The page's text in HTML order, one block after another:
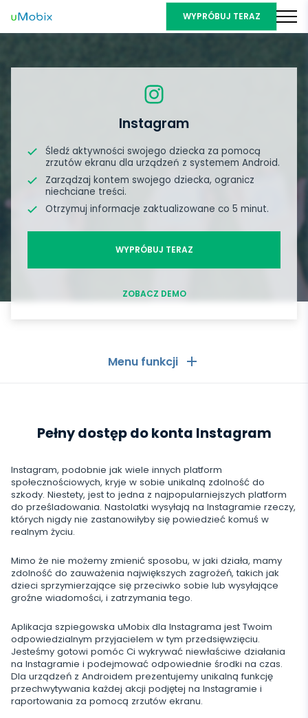
WYPRÓBUJ TERAZ
Instagram
Śledź aktywności swojego dziecka za pomocą
zrzutów ekranu dla urządzeń z systemem Android.
Zarządzaj kontem swojego dziecka, ogranicz
niechciane treści.
Otrzymuj informacje zaktualizowane co 5 minut.
WYPRÓBUJ TERAZ
ZOBACZ DEMO
Menu funkcji
Dzienniki połączeń
Wiadomości tekstowe
Lokalizacja GPS
Powiadomienia
Informacje o urządzeniu
Aplikacje komunikacyjne
Aplikacje komunikacyjne
WhatsApp
Messenger Facebooka
Zoom
Viber
Wechat
Skype
Kik
Media społecznościowe
Media społecznościowe
Facebook
Instagram
Snapchat
Tik Tok
Tinder
Media
Internet
Historia przeglądarki
ZAMKNIJ
Pełny dostęp do konta Instagram
Instagram, podobnie jak wiele innych platform
społecznościowych, kryje w sobie unikalną zdolność do
szkody. Niestety, jest to jedna z najpopularniejszych platform
do prześladowania. Nastolatki wysyłają na Instagramie rzeczy,
których nigdy nie zastanowiłyby się powiedzieć komuś w
realnym życiu.
Mimo że nie możemy zmienić sposobu, w jaki działa, mamy
zdolność do zauważenia największych zagrożeń, takich jak
dzieci sprzymierzające się przeciwko sobie lub wysyłające
groźne wiadomości, i zatrzymania tego.
Aplikacja szpiegowska uMobix dla Instagrama jest Twoim
odpowiedzialnym przyjacielem w tym przedsięwzięciu.
Jesteśmy gotowi pomóc Ci wykrywać niewłaściwe działania
na Instagramie i podejmować odpowiednie środki na czas.
Dla urządzeń z Androidem prezentujemy unikalną funkcję
przechwytywania każdej akcji podjętej na Instagramie i
raportowania za pomocą zrzutów ekranu.